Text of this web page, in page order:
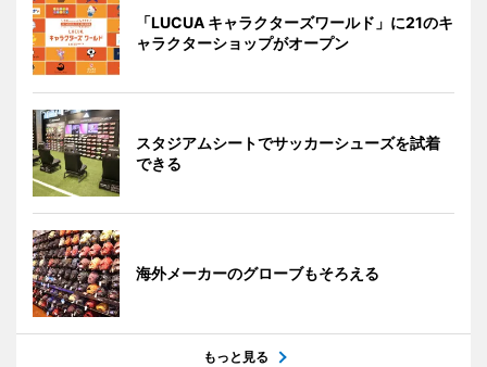
「LUCUA キャラクターズワールド」に21のキ
ャラクターショップがオープン
スタジアムシートでサッカーシューズを試着
できる
海外メーカーのグローブもそろえる
もっと見る